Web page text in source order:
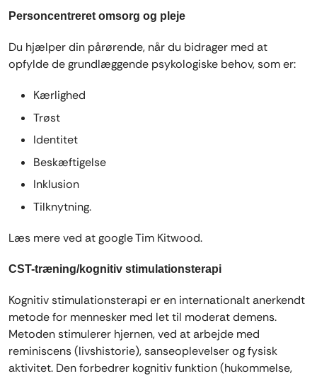
Personcentreret omsorg og pleje
Du hjælper din pårørende, når du bidrager med at
opfylde de grundlæggende psykologiske behov, som er:
Kærlighed
Trøst
Identitet
Beskæftigelse
Inklusion
Tilknytning.
Læs mere ved at google Tim Kitwood.
CST-træning/kognitiv stimulationsterapi
Kognitiv stimulationsterapi er en internationalt anerkendt
metode for mennesker med let til moderat demens.
Metoden stimulerer hjernen, ved at arbejde med
reminiscens (livshistorie), sanseoplevelser og fysisk
aktivitet. Den forbedrer kognitiv funktion (hukommelse,